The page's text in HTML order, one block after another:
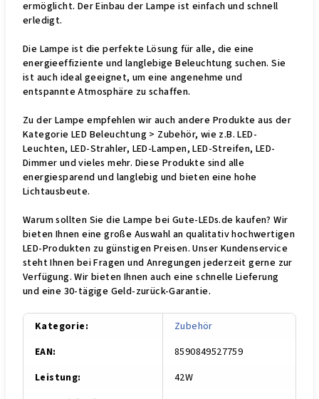
ermöglicht. Der Einbau der Lampe ist einfach und schnell
erledigt.
Die Lampe ist die perfekte Lösung für alle, die eine
energieeffiziente und langlebige Beleuchtung suchen. Sie
ist auch ideal geeignet, um eine angenehme und
entspannte Atmosphäre zu schaffen.
Zu der Lampe empfehlen wir auch andere Produkte aus der
Kategorie LED Beleuchtung > Zubehör, wie z.B. LED-
Leuchten, LED-Strahler, LED-Lampen, LED-Streifen, LED-
Dimmer und vieles mehr. Diese Produkte sind alle
energiesparend und langlebig und bieten eine hohe
Lichtausbeute.
Warum sollten Sie die Lampe bei Gute-LEDs.de kaufen? Wir
bieten Ihnen eine große Auswahl an qualitativ hochwertigen
LED-Produkten zu günstigen Preisen. Unser Kundenservice
steht Ihnen bei Fragen und Anregungen jederzeit gerne zur
Verfügung. Wir bieten Ihnen auch eine schnelle Lieferung
und eine 30-tägige Geld-zurück-Garantie.
Kategorie:
Zu­be­hör
EAN:
8590849527759
Leistung:
42W